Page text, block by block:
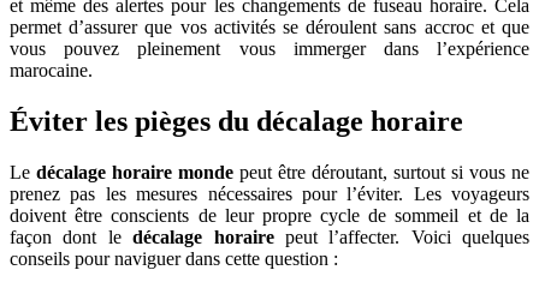
et même des alertes pour les changements de fuseau horaire. Cela
permet d’assurer que vos activités se déroulent sans accroc et que
vous pouvez pleinement vous immerger dans l’expérience
marocaine.
Éviter les pièges du décalage horaire
Le décalage horaire monde peut être déroutant, surtout si vous ne
prenez pas les mesures nécessaires pour l’éviter. Les voyageurs
doivent être conscients de leur propre cycle de sommeil et de la
façon dont ledécalage horairepeut l’affecter. Voici quelques
conseils pour naviguer dans cette question :